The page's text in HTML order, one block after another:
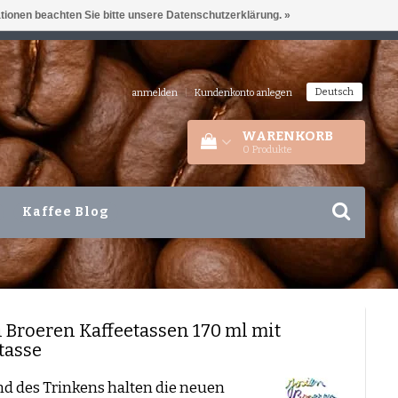
+31 180 44 8008
anmelden | Kundenkonto anlegen Deutsch
WARENKORB
0 Produkte
Kaffee Blog
Broeren Kaffeetassen 170 ml mit
des Trinkens halten die neuen
beachten Sie bitte unsere Datenschutzerklärung. »